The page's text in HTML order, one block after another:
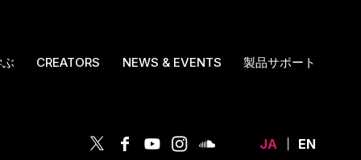
CREATORS NEWS & EVENTS 製品サポート
JA EN